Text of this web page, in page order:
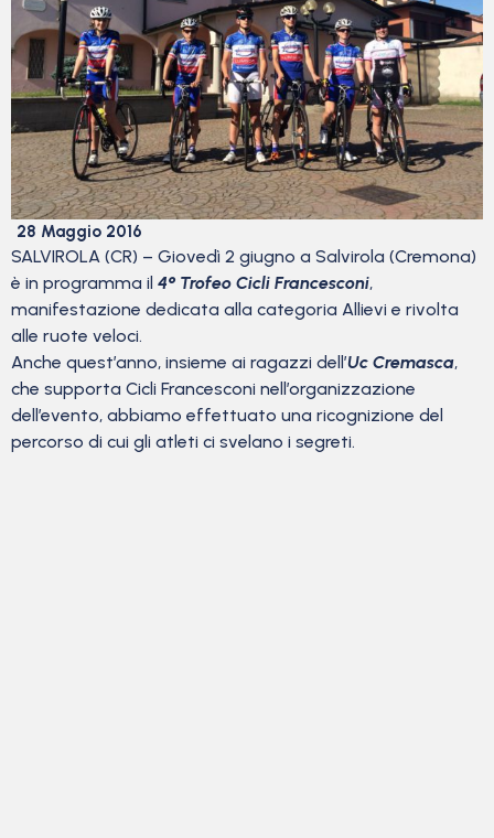
28 Maggio 2016
SALVIROLA (CR) – Giovedì 2 giugno a Salvirola (Cremona)
è in programma il 4° Trofeo Cicli Francesconi,
manifestazione dedicata alla categoria Allievi e rivolta
alle ruote veloci.
Anche quest’anno, insieme ai ragazzi dell’Uc Cremasca,
che supporta Cicli Francesconi nell’organizzazione
dell’evento, abbiamo effettuato una ricognizione del
percorso di cui gli atleti ci svelano i segreti.